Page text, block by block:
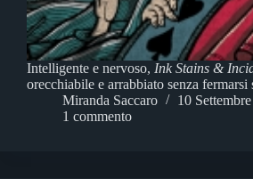
Intelligente e nervoso, Ink Stains &
orecchiabile e arrabbiato senza fermarsi
Miranda Saccaro
10
1 commento